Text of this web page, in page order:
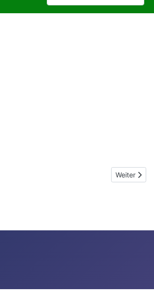
Nächster
Weiter